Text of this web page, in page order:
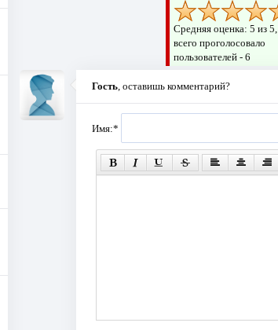
Средняя оценка: 5 из 5,
всего проголосовало
пользователей - 6
Гость, оставишь комментарий?
Имя:*